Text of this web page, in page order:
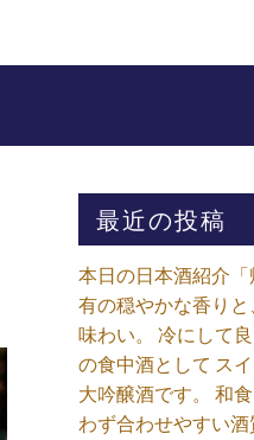
最近の投稿
本日の日本酒紹介
有の穏やかな香りと
味わい。 冷にして
の食中酒として ス
大吟醸酒です。 和
わず合わせやすい